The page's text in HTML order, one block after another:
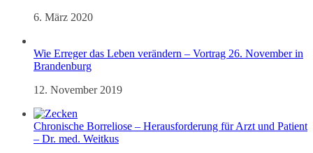
6. März 2020
Wie Erreger das Leben verändern – Vortrag 26. November in
Brandenburg
12. November 2019
Chronische Borreliose – Herausforderung für Arzt und Patient
– Dr. med. Weitkus